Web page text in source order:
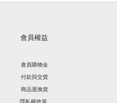
會員權益
會員購物金
付款與交貨
商品退換貨
隱私權政策